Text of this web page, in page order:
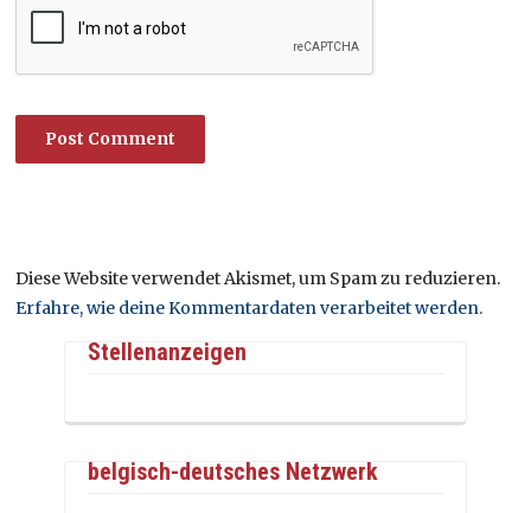
Diese Website verwendet Akismet, um Spam zu reduzieren.
Erfahre, wie deine Kommentardaten verarbeitet werden.
Stellenanzeigen
belgisch-deutsches Netzwerk